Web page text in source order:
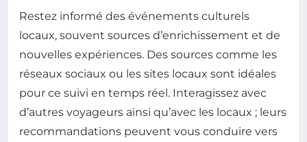
Restez informé des événements culturels
locaux, souvent sources d’enrichissement et de
nouvelles expériences. Des sources comme les
réseaux sociaux ou les sites locaux sont idéales
pour ce suivi en temps réel. Interagissez avec
d’autres voyageurs ainsi qu’avec les locaux ; leurs
recommandations peuvent vous conduire vers